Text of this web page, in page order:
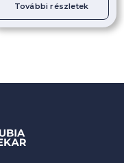
További részletek